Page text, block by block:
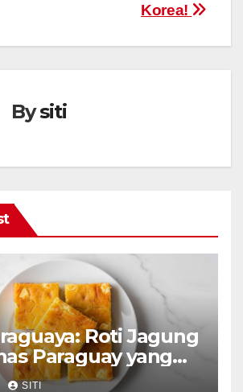
Korea!
Bysiti
Roti Jagung
Paraguay yang
SITI